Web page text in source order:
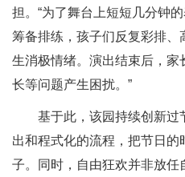
担。“为了舞台上短短几分钟
筹备排练，孩子们反复彩排
生消极情绪。演出结束后，
长等问题产生困扰。”
基于此，该园持续创新过
出和程式化的流程，把节日
子。同时，自由狂欢并非放